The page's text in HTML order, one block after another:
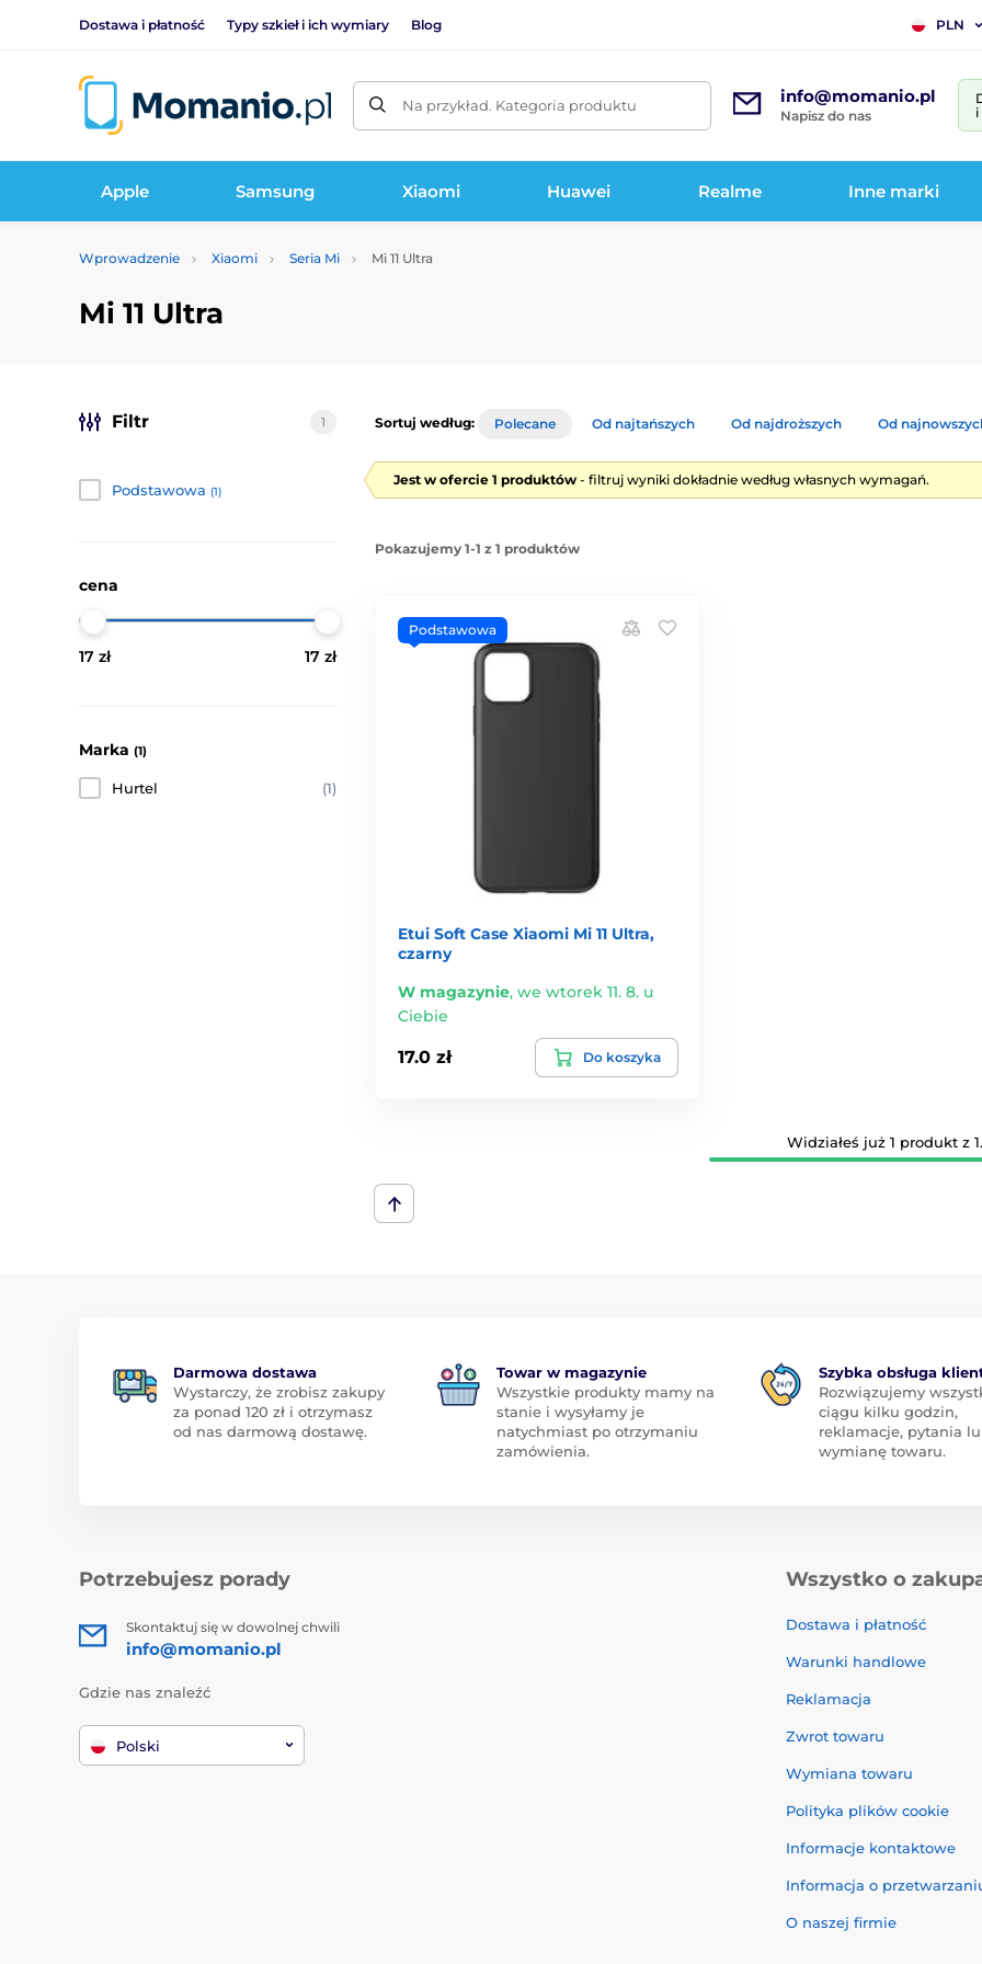
Dostawa i płatność Typy szkieł i ich wymiary Blog PLN
Na przykład. Kategoria produktu info@momanio.pl
Napisz do nas
Apple Samsung Xiaomi Huawei Realme Inne marki
Wprowadzenie Xiaomi Seria Mi Mi 11 Ultra
Mi 11 Ultra
Filtr 1
Podstawowa (1)
cena
17 zł 17 zł
Marka (1)
Hurtel (1)
Sortuj według: Polecane Od najtańszych Od najdroższych Od
Jest w ofercie 1 produktów - filtruj wyniki dokładnie według własnych wymagań.
Pokazujemy 1-1 z 1 produktów
Podstawowa
Etui Soft Case Xiaomi Mi 11 Ultra,
czarny
W magazynie, we wtorek 11. 8. u
Ciebie
17.0 zł Do koszyka
Widziałeś już 1 produkt z 1.
Darmowa dostawa
Wystarczy, że zrobisz zakupy
za ponad 120 zł i otrzymasz
od nas darmową dostawę.
Towar w magazynie
Wszystkie produkty mamy na
stanie i wysyłamy je
natychmiast po otrzymaniu
zamówienia.
Szybka obsługa
Rozwiązujemy
ciągu kilku godzin,
reklamacje, pytania
wymianę towaru.
Potrzebujesz porady
Skontaktuj się w dowolnej chwili
info@momanio.pl
Gdzie nas znaleźć
Polski
Wszystko o
Dostawa i płatność
Warunki handlowe
Reklamacja
Zwrot towaru
Wymiana towaru
Polityka plików cookie
Informacje kontaktowe
Informacja o
O naszej firmie